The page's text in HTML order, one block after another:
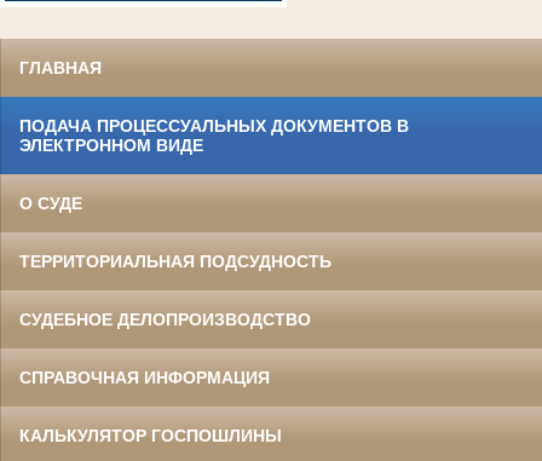
ГЛАВНАЯ
ПОДАЧА ПРОЦЕССУАЛЬНЫХ ДОКУМЕНТОВ В
ЭЛЕКТРОННОМ ВИДЕ
О СУДЕ
ТЕРРИТОРИАЛЬНАЯ ПОДСУДНОСТЬ
СУДЕБНОЕ ДЕЛОПРОИЗВОДСТВО
СПРАВОЧНАЯ ИНФОРМАЦИЯ
КАЛЬКУЛЯТОР ГОСПОШЛИНЫ